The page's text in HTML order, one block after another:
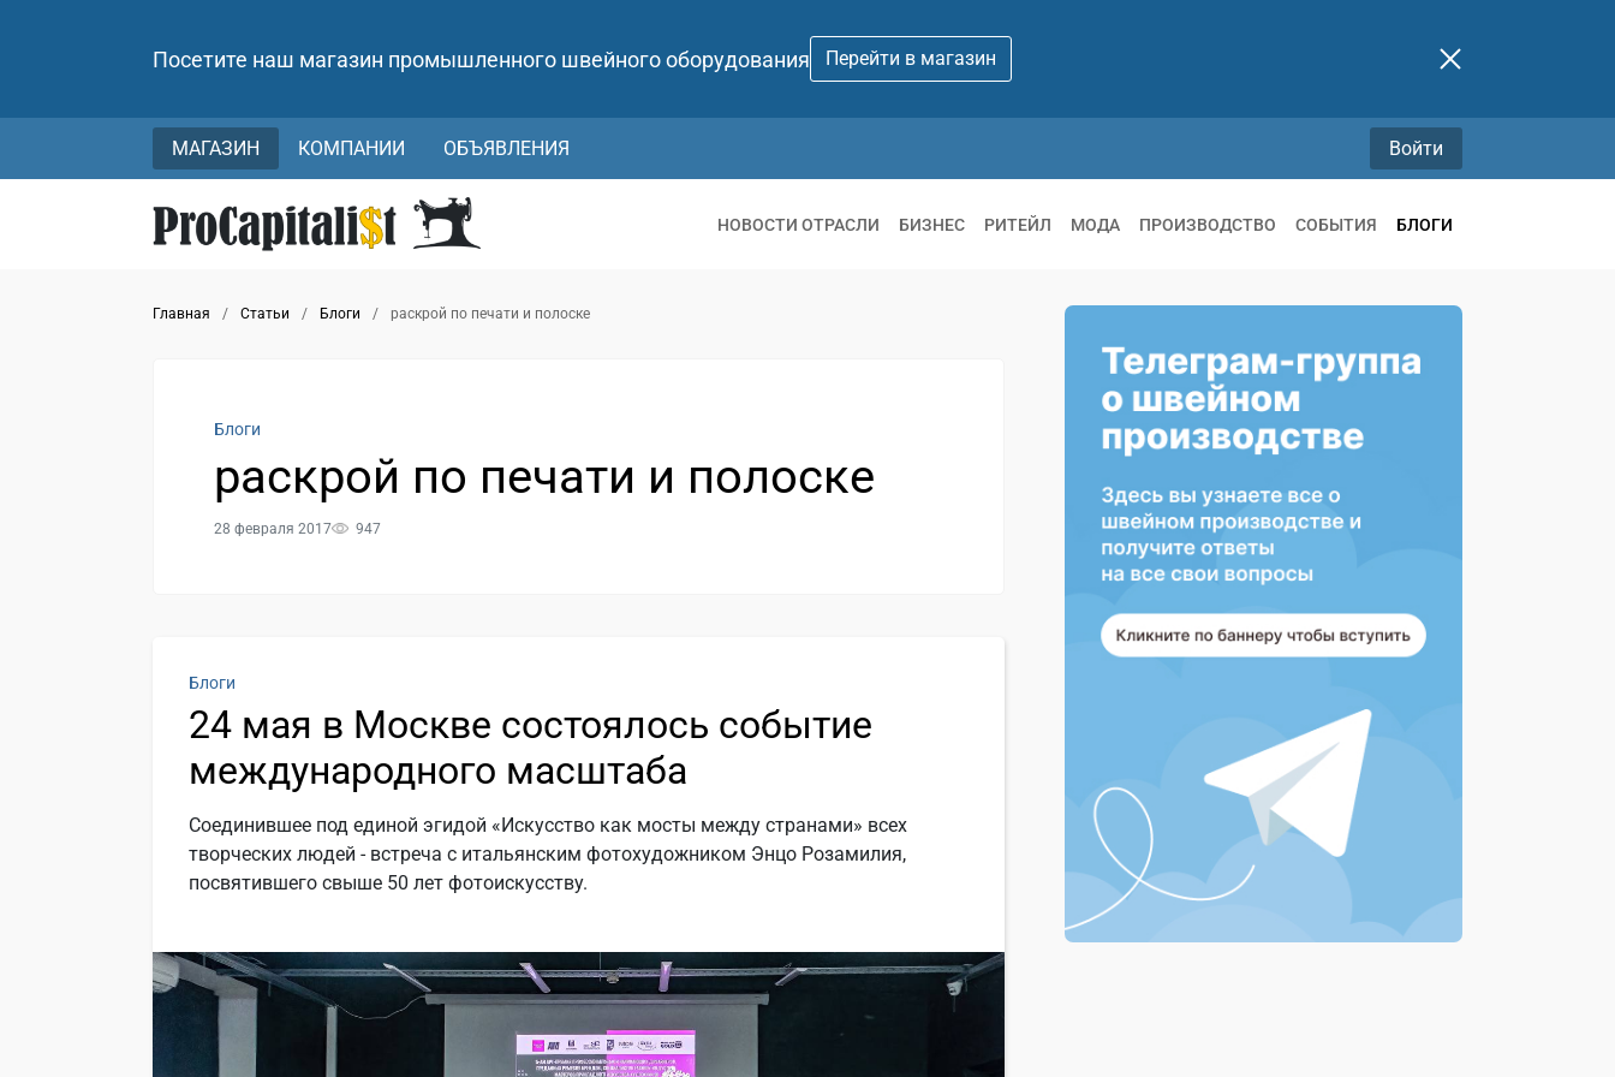
Посетите наш магазин промышленного швейного оборудования Перейти в магазин
МАГАЗИН КОМПАНИИ ОБЪЯВЛЕНИЯ Войти
НОВОСТИ ОТРАСЛИ БИЗНЕС РИТЕЙЛ МОДА ПРОИЗВОДСТВО СОБЫТИЯ БЛОГИ
Главная / Статьи / Блоги / раскрой по печати и полоске
Блоги
раскрой по печати и полоске
28 февраля 2017 947
Блоги
24 мая в Москве состоялось событие
международного масштаба
Соединившее под единой эгидой «Искусство как мосты между странами» всех
творческих людей - встреча с итальянским фотохудожником Энцо Розамилия,
посвятившего свыше 50 лет фотоискусству.